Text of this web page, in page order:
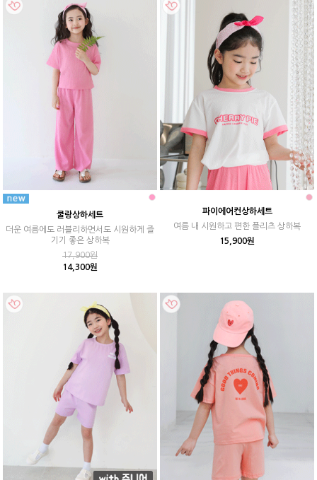
쿨랑상하세트
더운 여름에도 러블리하면서도 시원하게 즐
기기 좋은 상하복
17,900원
14,300원
파이에어컨상하세트
여름 내 시원하고 편한 플리츠 상하복
15,900원